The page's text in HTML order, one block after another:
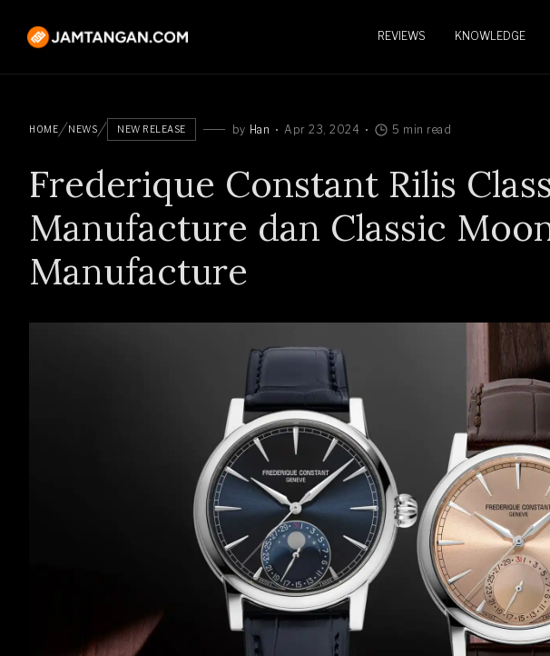
REVIEWS KNOWLEDGE
HOME NEWS NEW RELEASE by Han Apr 23, 2024 5 min read
Frederique Constant Rilis
Manufacture dan Classic
Manufacture